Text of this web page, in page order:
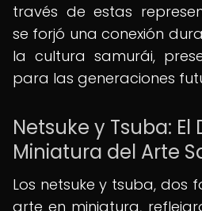
través de estas
se forjó una conexión
la cultura samurái,
para las generaciones
Netsuke y Tsuba: El
Miniatura del Arte
Los netsuke y tsuba, dos
arte en miniatura,